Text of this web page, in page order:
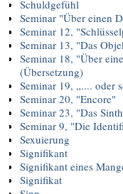
Schuldgefühl
Seminar "Über einen
Seminar 12,
Seminar 13, "Das
Seminar 18, "Über
(Übersetzung)
Seminar 19, „.... oder
Seminar 20, "Encore"
Seminar 23, "Das
Seminar 9, "Die
Sexuierung
Signifikant
Signifikant eines
Signifikat